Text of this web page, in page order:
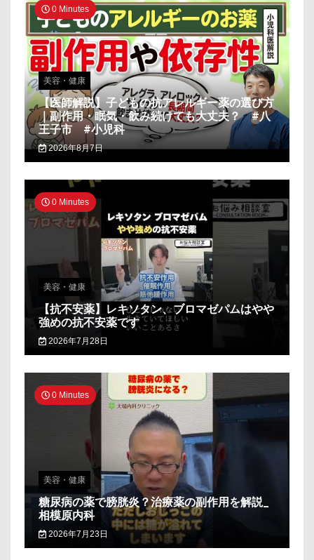
0 Minutes
美容・健康
【医師解説】子どもの抗アレルギー薬の選び方
｜副作用・眠気・飲み続けても大丈夫？ #八
王子市 #小児科
2026年8月7日
0 Minutes
美容・健康
【抗不安薬】レキソタン、ブロマゼパムはやや
強めの抗不安薬です
2026年7月28日
0 Minutes
美容・健康
糖尿病の薬で膀胱炎？治療薬の副作用を解説_
相模原内科
2026年7月23日